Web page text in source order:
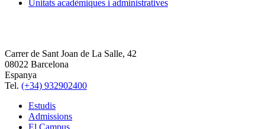
Unitats acadèmiques i administratives
Carrer de Sant Joan de La Salle, 42
08022 Barcelona
Espanya
Tel. (+34) 932902400
Estudis
Admissions